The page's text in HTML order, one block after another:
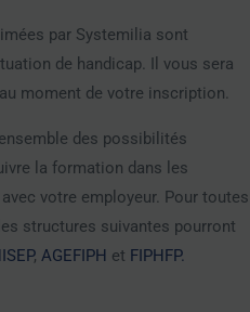
par Systemilia sont
de handicap. Il vous sera
moment de votre inscription.
des possibilités
la formation dans les
votre employeur. Pour toutes
structures suivantes pourront
, AGEFIPH et FIPHFP.